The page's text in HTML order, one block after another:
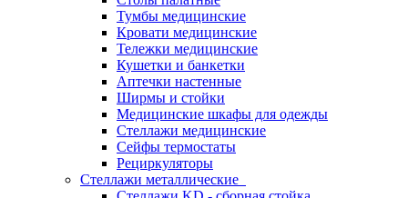
Тумбы медицинские
Кровати медицинские
Тележки медицинские
Кушетки и банкетки
Аптечки настенные
Ширмы и стойки
Медицинские шкафы для одежды
Стеллажи медицинские
Сейфы термостаты
Рециркуляторы
Стеллажи металлические